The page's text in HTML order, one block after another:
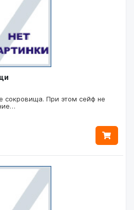
сокровища. При этом сейф не